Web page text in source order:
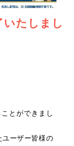
たしまし
とができまし
ユーザー皆様の